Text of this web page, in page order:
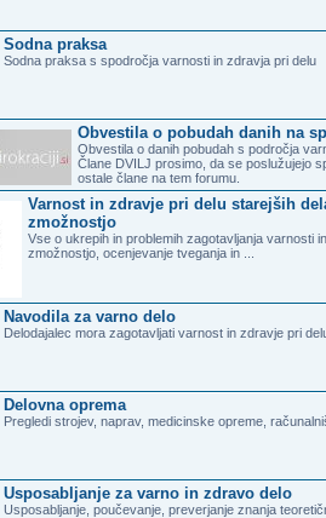
Sodna praksa
Sodna praksa s spodročja varnosti in zdravja pri delu
Obvestila o pobudah danih na
Obvestila o danih pobudah s področja
Člane DVILJ prosimo, da se poslužujejo
ostale člane na tem forumu.
Varnost in zdravje pri delu starejših
zmožnostjo
Vse o ukrepih in problemih zagotavljanja varnosti
zmožnostjo, ocenjevanje tveganja in ...
Navodila za varno delo
Delodajalec mora zagotavljati varnost in zdravje pri
Delovna oprema
Pregledi strojev, naprav, medicinske opreme,
Usposabljanje za varno in zdravo delo
Usposabljanje, poučevanje, preverjanje znanja